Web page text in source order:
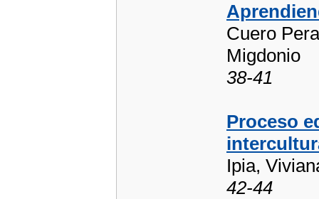
Cuero
Migdonio
38-41
Proceso
Ipia,
42-44